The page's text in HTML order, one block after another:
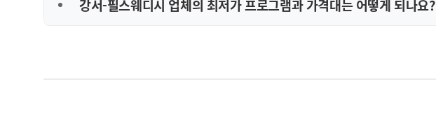
강서-필스웨디시 업체의 최저가 프로그램과 가격대는 어떻게 되나요?